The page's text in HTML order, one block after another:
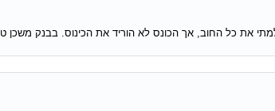
את כל החוב, אך הכונס לא הוריד את הכינוס. בבנק